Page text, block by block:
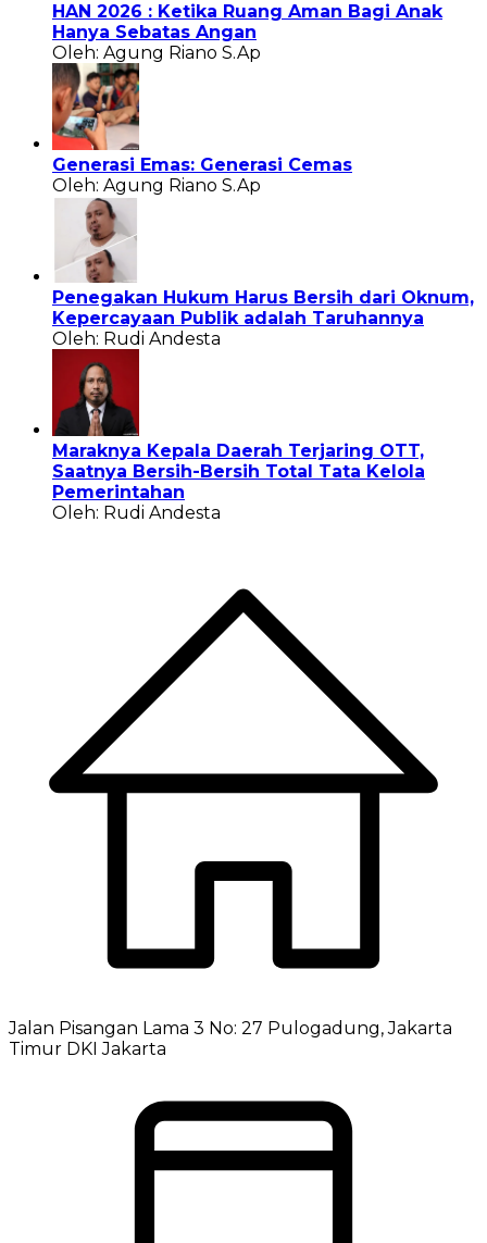
HAN 2026 : Ketika Ruang Aman Bagi Anak
Hanya Sebatas Angan
Oleh: Agung Riano S.Ap
Generasi Emas: Generasi Cemas
Oleh: Agung Riano S.Ap
Penegakan Hukum Harus Bersih dari Oknum,
Kepercayaan Publik adalah Taruhannya
Oleh: Rudi Andesta
Maraknya Kepala Daerah Terjaring OTT,
Saatnya Bersih-Bersih Total Tata Kelola
Pemerintahan
Oleh: Rudi Andesta
Jalan Pisangan Lama 3 No: 27 Pulogadung, Jakarta
Timur DKI Jakarta